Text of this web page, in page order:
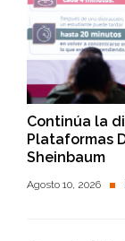
Continúa la
Plataformas
Sheinbaum
Agosto 10, 2026